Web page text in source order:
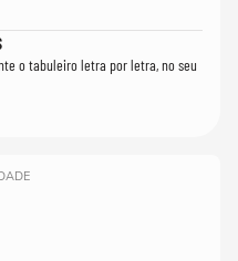
o tabuleiro letra por letra, no seu